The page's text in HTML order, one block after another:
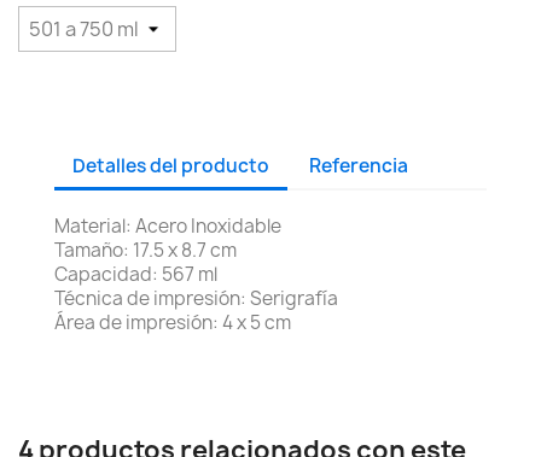
Detalles del producto Referencia
Material: Acero Inoxidable
Tamaño: 17.5 x 8.7 cm
Capacidad: 567 ml
Técnica de impresión: Serigrafía
Área de impresión: 4 x 5 cm